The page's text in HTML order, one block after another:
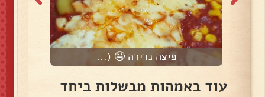
פיצה נדירה 🤤 (...
עוד באמהות מבשלות ביחד